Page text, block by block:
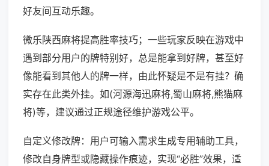
好友间互动乐趣。
微乐陕西麻将提高胜率技巧；一些玩家反映在游戏中
遇到部分用户的牌特别好，总是能拿到好牌，甚至好
像能看到其他人的牌一样，由此怀疑是不是有挂？确
实存在此类外挂。如(河源海迅麻将,蜀山麻将,熊猫麻
将)等，建议通过正规途径维护游戏公平。
自定义修改牌：用户可输入需求生成专用辅助工具，
修改自身牌型或隐藏操作痕迹，实现“必胜”效果，适